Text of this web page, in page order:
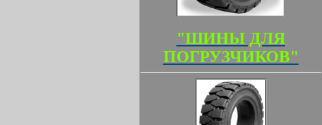
"ШИНЫ ДЛЯ
ПОГРУЗЧИКОВ"